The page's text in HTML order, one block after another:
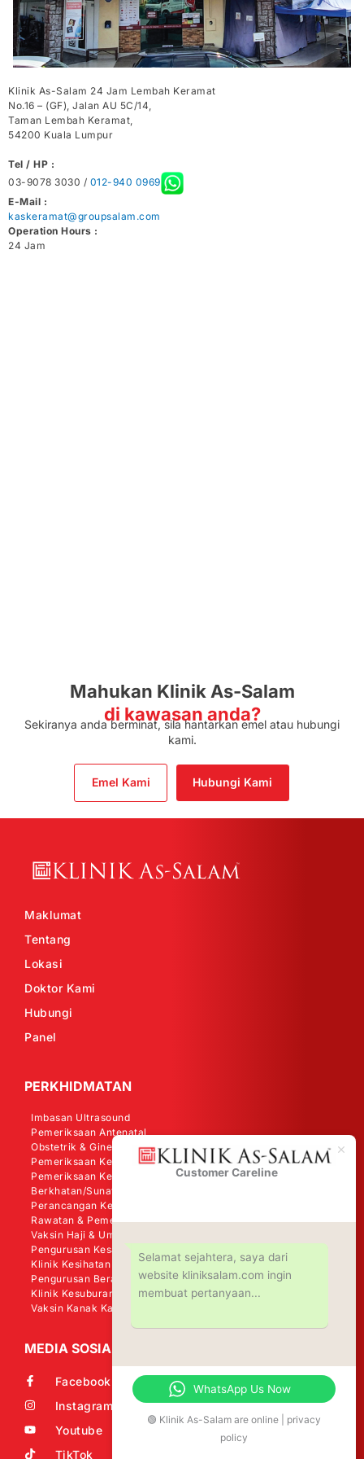
Klinik As-Salam 24 Jam Lembah Keramat
No.16 – (GF), Jalan AU 5C/14,
Taman Lembah Keramat,
54200 Kuala Lumpur
Tel / HP :
03-9078 3030 / 012-940 0969
E-Mail :
kaskeramat@groupsalam.com
Operation Hours :
24 Jam
Mahukan Klinik As-Salam
di kawasan anda?
Sekiranya anda berminat, sila hantarkan emel atau hubungi
kami.
Emel Kami Hubungi Kami
Maklumat
Tentang
Lokasi
Doktor Kami
Hubungi
Panel
PERKHIDMATAN
Imbasan Ultrasound
Pemeriksaan Antenatal
Obstetrik & Ginekologi
Pemeriksaan Kesihatan Wanita
Pemeriksaan Kesihatan Lelaki
Berkhatan/Sunat
Perancangan Keluarga
Rawatan & Pemeriksaan Kanser
Vaksin Haji & Umrah
Pengurusan Kesakitan
Klinik Kesihatan Perkerjaan (OHD)
Pengurusan Berat Badan - Shape Me
Klinik Kesuburan
Vaksin Kanak Kanak (KKM)
MEDIA SOSIAL
Facebook
Instagram
Youtube
TikTok
Customer Careline
Selamat sejahtera, saya dari
website kliniksalam.com ingin
membuat pertanyaan...
WhatsApp Us Now
🟢 Klinik As-Salam are online | privacy
policy